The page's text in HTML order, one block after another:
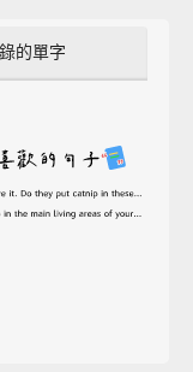
的單字